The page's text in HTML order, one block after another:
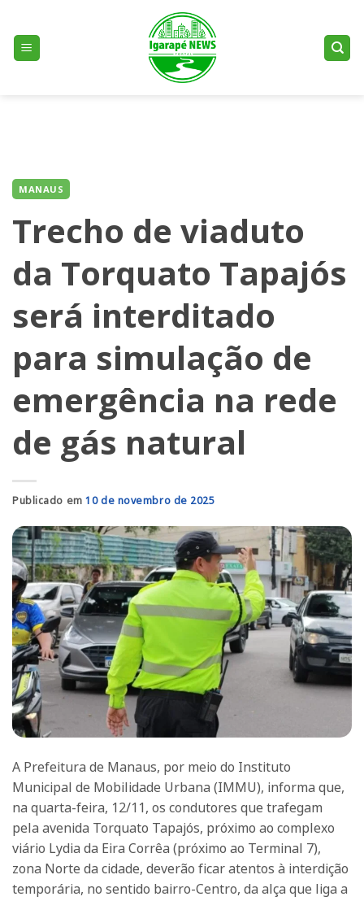
content
MANAUS
Trecho de viaduto
da Torquato Tapajós
será interditado
para simulação de
emergência na rede
de gás natural
Publicado em10 de novembro de 2025
A Prefeitura de Manaus, por meio do Instituto
Municipal de Mobilidade Urbana (IMMU), informa que,
na quarta-feira, 12/11, os condutores que trafegam
pela avenida Torquato Tapajós, próximo ao complexo
viário Lydia da Eira Corrêa (próximo ao Terminal 7),
zona Norte da cidade, deverão ficar atentos à interdição
temporária, no sentido bairro-Centro, da alça que liga a